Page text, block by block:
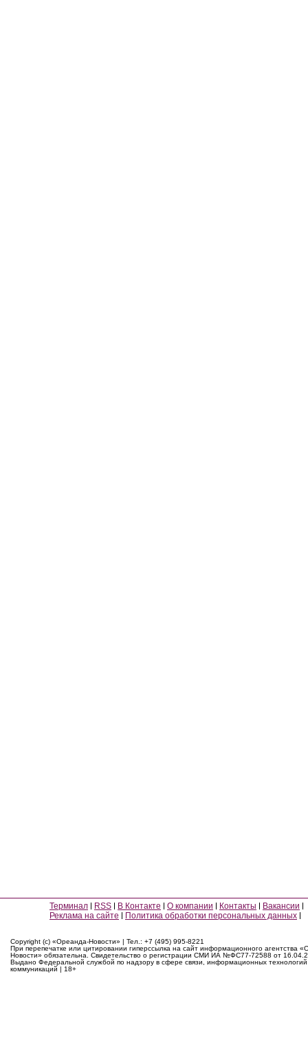
Терминал RSS В Контакте О компании Контакты
Вакансии
Реклама на сайте
Политика обработки персональных данных
Copyright (c) «Ореанда-Новости» | Тел.: +7 (495) 995-8221
При перепечатке или цитировании гиперссылка на сайт информационного агентства
Новости» обязательна. Свидетельство о регистрации СМИ ИА №ФС77-72588 от
Выдано Федеральной службой по надзору в сфере связи, информационных
коммуникаций | 18+